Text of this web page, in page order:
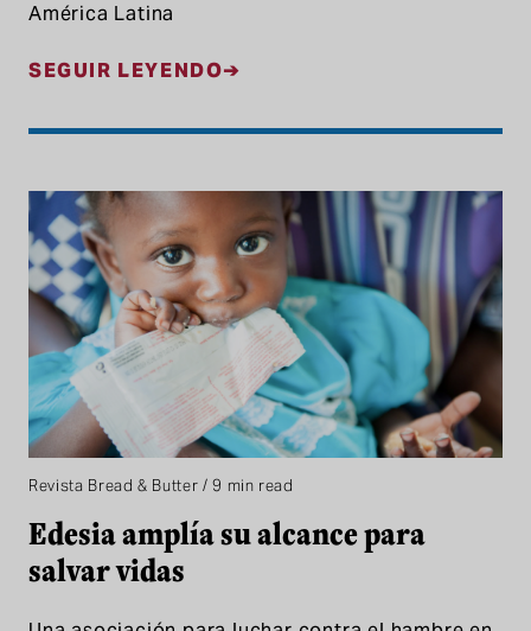
América Latina
SEGUIR LEYENDO
Revista Bread & Butter / 9 min read
Edesia amplía su alcance para
salvar vidas